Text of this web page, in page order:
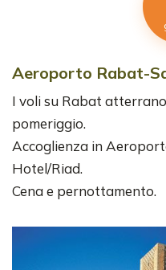
Aeroporto Rabat-
I voli su Rabat
pomeriggio.
Accoglienza in
Hotel/Riad.
Cena e pernottamento.